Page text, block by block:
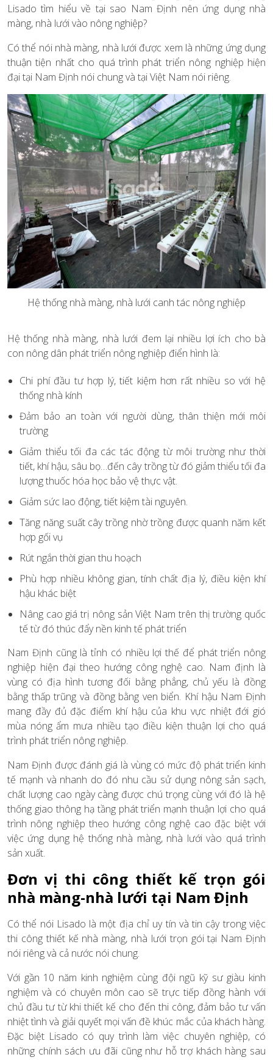
Lisado tìm hiểu về tại sao Nam Định nên ứng dụng nhà
màng, nhà lưới vào nông nghiệp?
Có thể nói nhà màng, nhà lưới được xem là những ứng dụng
thuận tiện nhất cho quá trình phát triển nông nghiệp hiện
đại tại Nam Định nói chung và tại Việt Nam nói riêng.
Hệ thống nhà màng, nhà lưới canh tác nông nghiệp
Hệ thống nhà màng, nhà lưới đem lại nhiều lợi ích cho bà
con nông dân phát triển nông nghiệp điển hình là:
Chi phí đầu tư hợp lý, tiết kiệm hơn rất nhiều so với hệ
thống nhà kính
Đảm bảo an toàn với người dùng, thân thiện mới môi
trường
Giảm thiểu tối đa các tác động từ môi trường như thời
tiết, khí hậu, sâu bọ…đến cây trồng từ đó giảm thiểu tối đa
lượng thuốc hóa học bảo vệ thực vật.
Giảm sức lao động, tiết kiệm tài nguyên.
Tăng năng suất cây trồng nhờ trồng được quanh năm kết
hợp gối vụ
Rút ngắn thời gian thu hoạch
Phù hợp nhiều không gian, tính chất địa lý, điều kiện khí
hậu khác biệt
Nâng cao giá trị nông sản Việt Nam trên thị trường quốc
tế từ đó thúc đẩy nền kinh tế phát triển
Nam Định cũng là tỉnh có nhiều lợi thế để phát triển nông
nghiệp hiện đại theo hướng công nghệ cao. Nam định là
vùng có địa hình tương đối bằng phẳng, chủ yếu là đồng
bằng thấp trũng và đồng bằng ven biển. Khí hậu Nam Định
mang đầy đủ đặc điểm khí hậu của khu vực nhiệt đới gió
mùa nóng ẩm mưa nhiều tạo điều kiện thuận lợi cho quá
trình phát triển nông nghiệp.
Nam Định được đánh giá là vùng có mức độ phát triển kinh
tế mạnh và nhanh do đó nhu cầu sử dụng nông sản sạch,
chất lượng cao ngày càng được chú trọng cùng với đó là hệ
thống giao thông hạ tầng phát triển mạnh thuận lợi cho quá
trình nông nghiệp theo hướng công nghệ cao đặc biệt với
việc ứng dụng hệ thống nhà màng, nhà lưới vào quá trình
sản xuất.
Đơn vị thi công thiết kế trọn gói
nhà màng-nhà lưới tại Nam Định
Có thể nói Lisado là một địa chỉ uy tín và tin cậy trong việc
thi công thiết kế nhà màng, nhà lưới trọn gói tại Nam Định
nói riêng và cả nước nói chung.
Với gần 10 năm kinh nghiệm cùng đội ngũ kỹ sư giàu kinh
nghiệm và có chuyên môn cao sẽ trực tiếp đồng hành với
chủ đầu tư từ khi thiết kế cho đến thi công, đảm bảo tư vấn
nhiệt tình và giải quyết mọi vấn đề khúc mắc của khách hàng.
Đặc biệt Lisado có quy trình làm việc chuyên nghiệp, có
những chính sách ưu đãi cũng như hỗ trợ khách hàng sau